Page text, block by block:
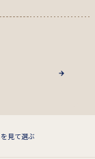
見て選ぶ